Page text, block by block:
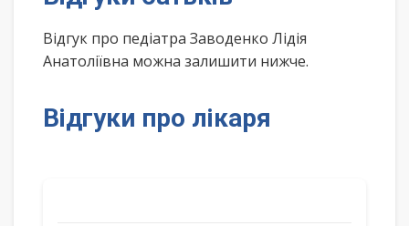
Відгук про педіатра Заводенко Лідія
Анатоліївна можна залишити нижче.
Відгуки про лікаря